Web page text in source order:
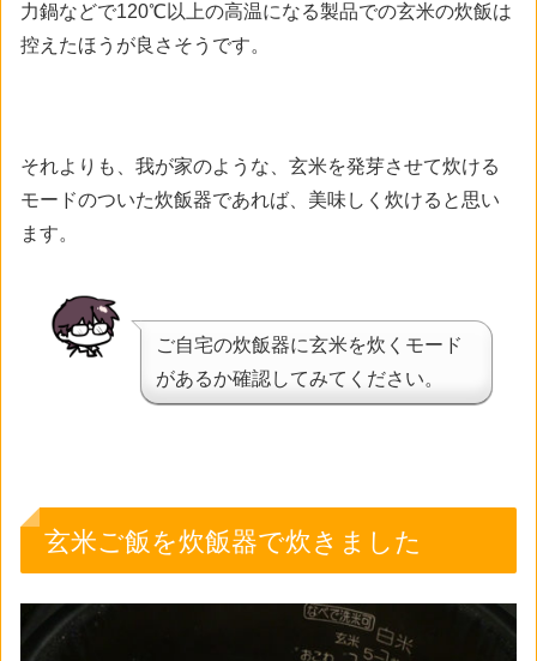
力鍋などで120℃以上の高温になる製品での玄米の炊飯は
控えたほうが良さそうです。
それよりも、我が家のような、玄米を発芽させて炊ける
モードのついた炊飯器であれば、美味しく炊けると思い
ます。
ご自宅の炊飯器に玄米を炊くモード
があるか確認してみてください。
玄米ご飯を炊飯器で炊きました